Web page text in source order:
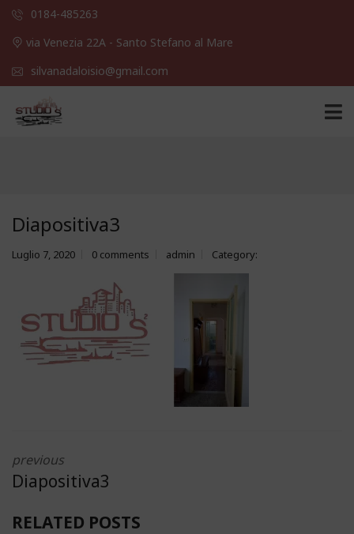
0184-485263
via Venezia 22A - Santo Stefano al Mare
silvanadaloisio@gmail.com
Diapositiva3
Luglio 7, 2020 0 comments admin Category:
previous
Diapositiva3
RELATED POSTS